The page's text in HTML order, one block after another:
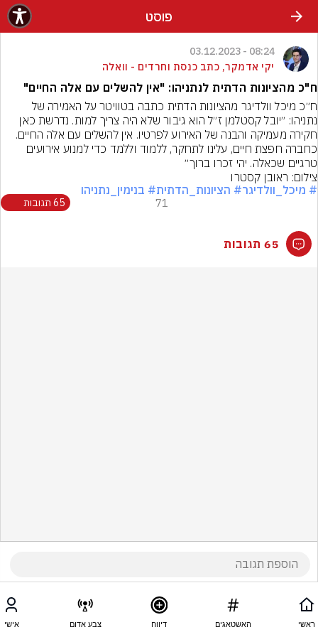
פוסט
08:24 - 03.12.2023
יקי אדמקר, כתב כנסת וחרדים - וואלה
ח"כ מהציונות הדתית לנתניהו: "אין להשלים עם אלה החיים"
טרגיים שכאלה. יהי זכרו ברוך״
צילום: ראובן קסטרו
# מיכל_וולדיגר# הציונות_הדתית# בנימין_נתניהו
71 65 תגובות
65 תגובות
ראשי האשטאגים דיווח צבע אדום אישי